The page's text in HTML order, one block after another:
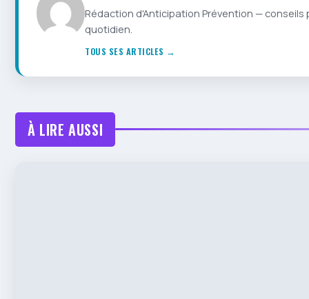
Rédaction d'Anticipation Prévention —
quotidien.
TOUS SES ARTICLES →
À LIRE AUSSI